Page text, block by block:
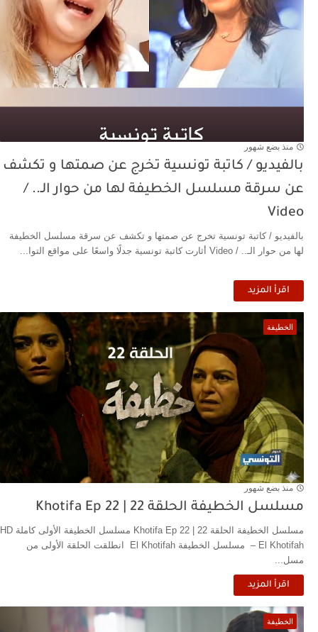
منذ بضع شهور
بالفيديو / كاتبة تونسية تخرج عن صمتها و تكشف
عن سرقة مسلسل الخطيفة لها من حوار الـ.. /
Video
بالفيديو / كاتبة تونسية تخرج عن صمتها و تكشف عن سرقة مسلسل الخطيفة
لها من حوار الـ.. / Video أثارت كاتبة تونسية جدلًا واسعًا على مواقع التوا...
اقرأ المزيد
الخطيفة
منذ بضع شهور
مسلسل الخطيفة الحلقة 22 | Khotifa Ep 22‎
مسلسل الخطيفة الحلقة 22 | Khotifa Ep 22‎ مسلسل الخطيفة الأولى كاملة HD
– El Khotifah مسلسل الخطيفة El Khotifah انطلقت الحلقة الأولى من
مسل...
اقرأ المزيد
الخطيفة